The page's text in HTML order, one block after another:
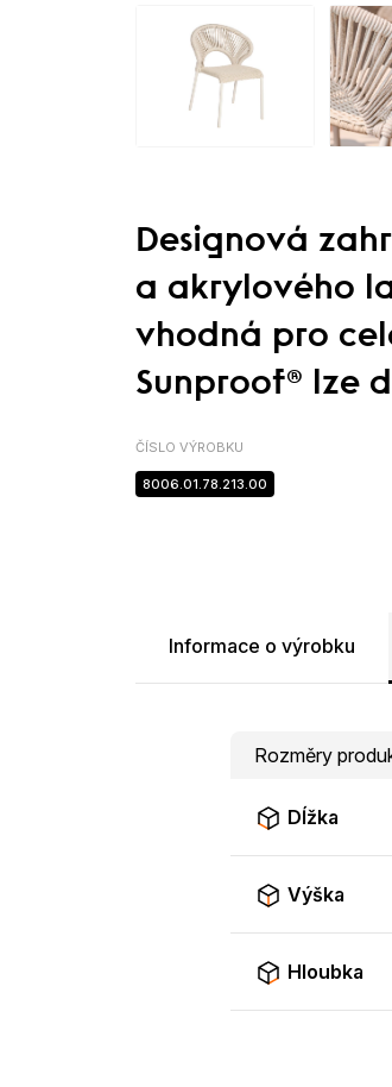
Designová
a akrylového
vhodná pro
Sunproof® lze
ČÍSLO VÝROBKU
8006.01.78.213.00
Informace o výrobku
Rozměry
Dĺžka
Výška
Hloubka